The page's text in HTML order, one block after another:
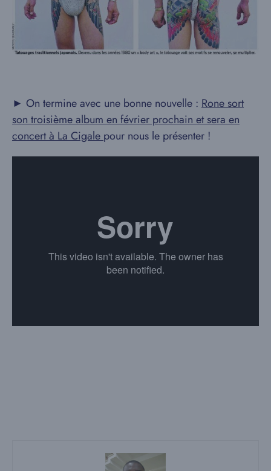
► On termine avec une bonne nouvelle : Rone sort
son troisième album en février prochain et sera en
concert à La Cigale pour nous le présenter !